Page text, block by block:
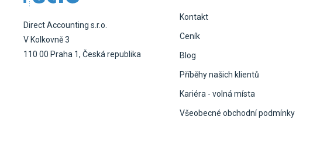
Direct Accounting s.r.o.
V Kolkovně 3
110 00 Praha 1, Česká republika
Kontakt
Ceník
Blog
Příběhy našich klientů
Kariéra - volná místa
Všeobecné obchodní podmínky